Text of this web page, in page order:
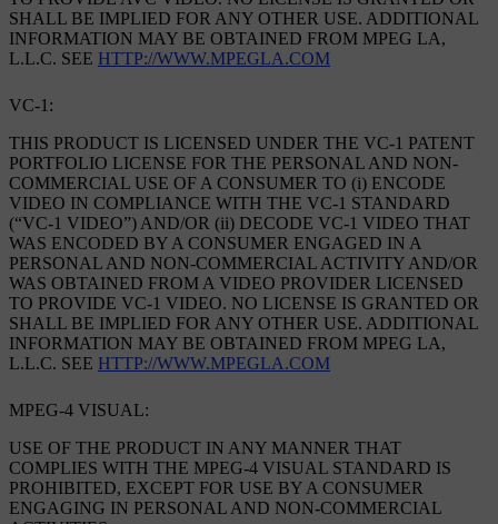
SHALL BE IMPLIED FOR ANY OTHER USE. ADDITIONAL
INFORMATION MAY BE OBTAINED FROM MPEG LA,
L.L.C. SEE HTTP://WWW.MPEGLA.COM
VC-1:
THIS PRODUCT IS LICENSED UNDER THE VC-1 PATENT
PORTFOLIO LICENSE FOR THE PERSONAL AND NON-
COMMERCIAL USE OF A CONSUMER TO (i) ENCODE
VIDEO IN COMPLIANCE WITH THE VC-1 STANDARD
(“VC-1 VIDEO”) AND/OR (ii) DECODE VC-1 VIDEO THAT
WAS ENCODED BY A CONSUMER ENGAGED IN A
PERSONAL AND NON-COMMERCIAL ACTIVITY AND/OR
WAS OBTAINED FROM A VIDEO PROVIDER LICENSED
TO PROVIDE VC-1 VIDEO. NO LICENSE IS GRANTED OR
SHALL BE IMPLIED FOR ANY OTHER USE. ADDITIONAL
INFORMATION MAY BE OBTAINED FROM MPEG LA,
L.L.C. SEE HTTP://WWW.MPEGLA.COM
MPEG-4 VISUAL:
USE OF THE PRODUCT IN ANY MANNER THAT
COMPLIES WITH THE MPEG-4 VISUAL STANDARD IS
PROHIBITED, EXCEPT FOR USE BY A CONSUMER
ENGAGING IN PERSONAL AND NON-COMMERCIAL